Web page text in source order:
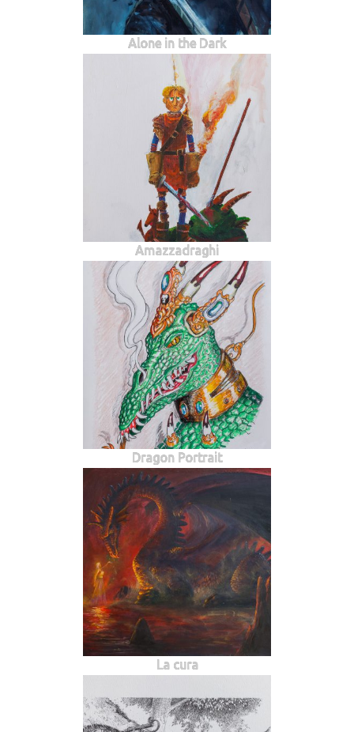
Alone in the Dark
Amazzadraghi
Dragon Portrait
La cura